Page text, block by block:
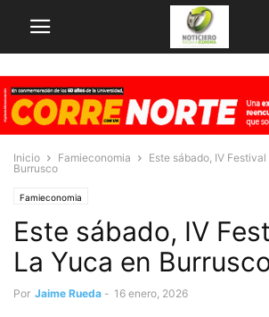
Inicio Famieconomia
Este sábado, IV
Burrusco
Famieconomia
Este sábado, IV
La Yuca en
Por Jaime Rueda - 16 enero, 2026